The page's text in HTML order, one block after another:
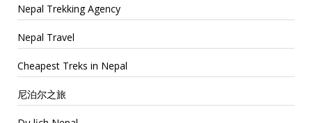
Nepal Trekking Agency
Nepal Travel
Cheapest Treks in Nepal
尼泊尔之旅